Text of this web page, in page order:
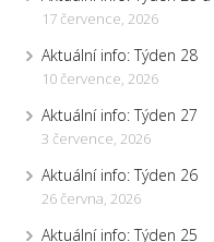
17 července, 2026
Aktuální info: Týden 28
10 července, 2026
Aktuální info: Týden 27
3 července, 2026
Aktuální info: Týden 26
26 června, 2026
Aktuální info: Týden 25